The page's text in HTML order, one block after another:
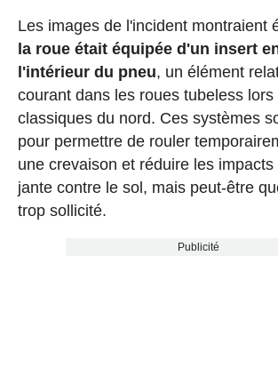
Les images de l'incident montraient
la roue était équipée d'un insert
l'intérieur du pneu, un élément
courant dans les roues tubeless lors
classiques du nord. Ces systèmes
pour permettre de rouler
une crevaison et réduire les
jante contre le sol, mais peut-être
trop sollicité.
Publicité